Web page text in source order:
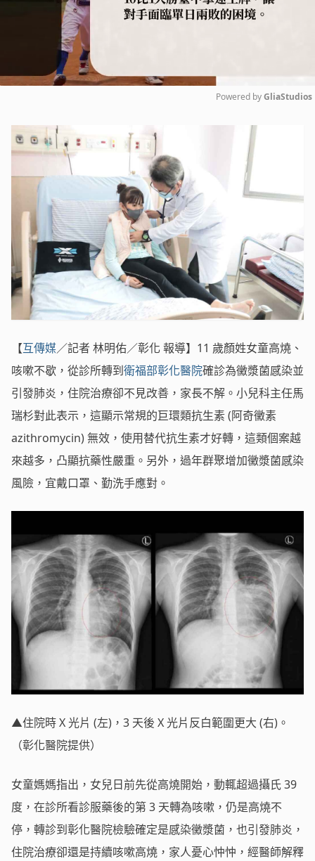
Powered by GliaStudios
【互傳媒／記者 林明佑／彰化 報導】11 歲顏姓女童高燒、
咳嗽不歇，從診所轉到衛福部彰化醫院確診為黴漿菌感染並
引發肺炎，住院治療卻不見改善，家長不解。小兒科主任馬
瑞杉對此表示，這顯示常規的巨環類抗生素 (阿奇黴素
azithromycin) 無效，使用替代抗生素才好轉，這類個案越
來越多，凸顯抗藥性嚴重。另外，過年群聚增加黴漿菌感染
風險，宜戴口罩、勤洗手應對。
▲住院時 X 光片 (左)，3 天後 X 光片反白範圍更大 (右)。
（彰化醫院提供）
女童媽媽指出，女兒日前先從高燒開始，動輒超過攝氏 39
度，在診所看診服藥後的第 3 天轉為咳嗽，仍是高燒不
停，轉診到彰化醫院檢驗確定是感染黴漿菌，也引發肺炎，
住院治療卻還是持續咳嗽高燒，家人憂心忡忡，經醫師解釋